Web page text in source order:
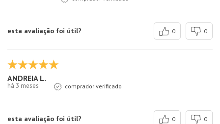
esta avaliação foi útil? 0 0
ANDREIA L.
há 3 meses comprador verificado
esta avaliação foi útil? 0 0